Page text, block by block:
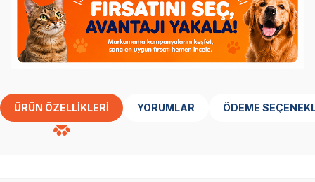
ÜRÜN ÖZELLIKLERI YORUMLAR ÖDEME